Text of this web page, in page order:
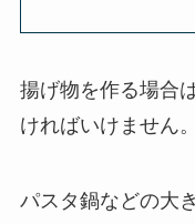
揚げ物を作る場合
ければいけません。
パスタ鍋などの大